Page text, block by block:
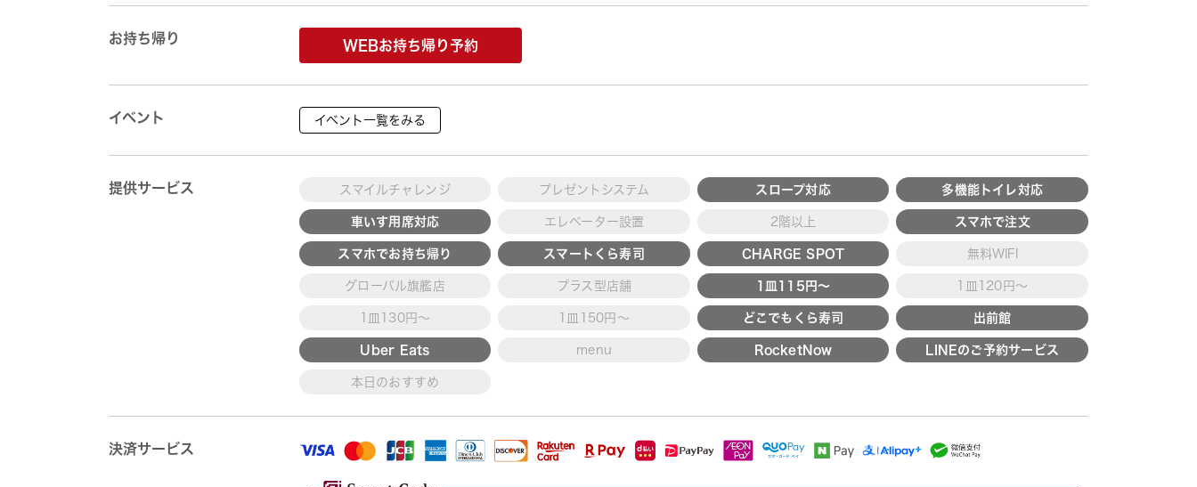
お持ち帰り WEBお持ち帰り予約
イベント イベント一覧をみる
提供サービス スマイルチャレンジ プレゼントシステム スロープ対応 多機能トイレ対応
車いす用席対応 エレベーター設置 2階以上 スマホで注文
スマホでお持ち帰り スマートくら寿司 CHARGE SPOT 無料WIFI
グローバル旗艦店 プラス型店舗 1皿115円～ 1皿120円～
1皿130円～ 1皿150円～ どこでもくら寿司 出前館
Uber Eats menu RocketNow LINEのご予約サービス
本日のおすすめ
決済サービス